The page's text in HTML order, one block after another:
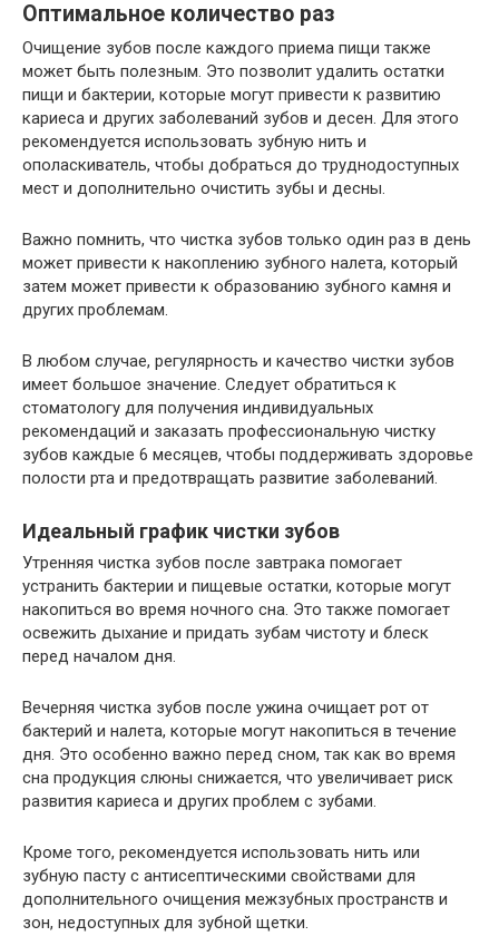
Оптимальное количество раз
Очищение зубов после каждого приема пищи также
может быть полезным. Это позволит удалить остатки
пищи и бактерии, которые могут привести к развитию
кариеса и других заболеваний зубов и десен. Для этого
рекомендуется использовать зубную нить и
ополаскиватель, чтобы добраться до труднодоступных
мест и дополнительно очистить зубы и десны.
Важно помнить, что чистка зубов только один раз в день
может привести к накоплению зубного налета, который
затем может привести к образованию зубного камня и
других проблемам.
В любом случае, регулярность и качество чистки зубов
имеет большое значение. Следует обратиться к
стоматологу для получения индивидуальных
рекомендаций и заказать профессиональную чистку
зубов каждые 6 месяцев, чтобы поддерживать здоровье
полости рта и предотвращать развитие заболеваний.
Идеальный график чистки зубов
Утренняя чистка зубов после завтрака помогает
устранить бактерии и пищевые остатки, которые могут
накопиться во время ночного сна. Это также помогает
освежить дыхание и придать зубам чистоту и блеск
перед началом дня.
Вечерняя чистка зубов после ужина очищает рот от
бактерий и налета, которые могут накопиться в течение
дня. Это особенно важно перед сном, так как во время
сна продукция слюны снижается, что увеличивает риск
развития кариеса и других проблем с зубами.
Кроме того, рекомендуется использовать нить или
зубную пасту с антисептическими свойствами для
дополнительного очищения межзубных пространств и
зон, недоступных для зубной щетки.